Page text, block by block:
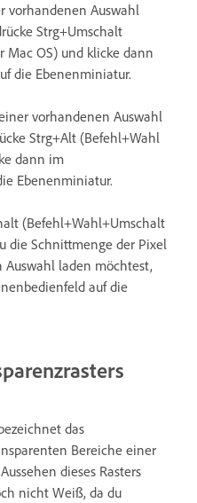
vorhandenen Auswahl
Strg+Umschalt
OS) und klicke dann
die Ebenenminiatur.
vorhandenen Auswahl
Strg+Alt (Befehl+Wahl
dann im
Ebenenminiatur.
(Befehl+Wahl+Umschalt
die Schnittmenge der Pixel
laden möchtest,
auf die
das
Bereiche einer
dieses Rasters
nicht Weiß, da du